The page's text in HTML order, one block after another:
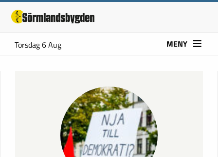
Torsdag 6 Aug MENY